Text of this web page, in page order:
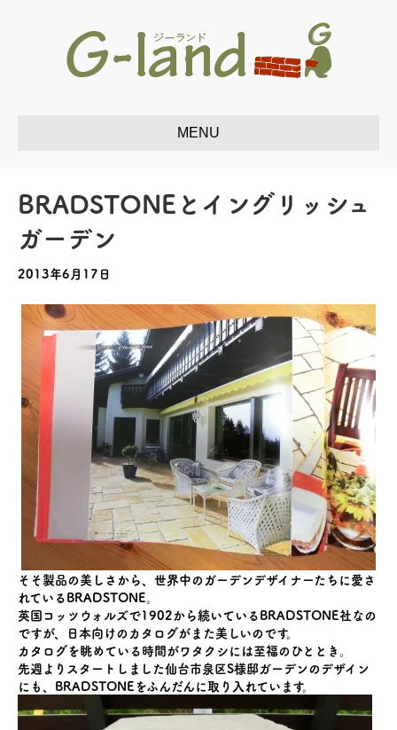
BRADSTONEとイングリッシュ
ガーデン
2013年6月17日
そそ製品の美しさから、世界中のガーデンデザイナーたちに愛さ
れているBRADSTONE。
英国コッツウォルズで1902から続いているBRADSTONE社なの
ですが、日本向けのカタログがまた美しいのです。
カタログを眺めている時間がワタクシには至福のひととき。
先週よりスタートしました仙台市泉区S様邸ガーデンのデザイン
にも、BRADSTONEをふんだんに取り入れています。